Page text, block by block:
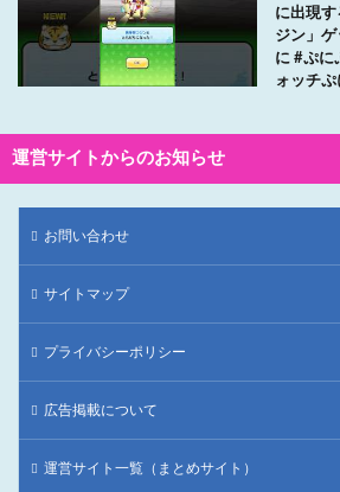
に出現
ジン」
に #ぷに
ォッチ
運営サイトからのお知らせ
お問い合わせ
サイトマップ
プライバシーポリシー
広告掲載について
運営サイト一覧（まとめサイト）